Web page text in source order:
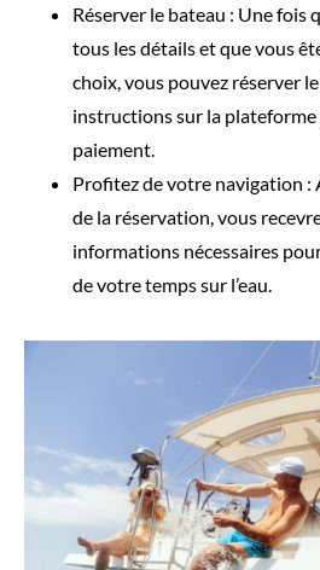
Réserver le bateau : Une fois
tous les détails et que vous
choix, vous pouvez réserver
instructions sur la
paiement.
Profitez de votre navigation :
de la réservation, vous
informations nécessaires
de votre temps sur l’eau.